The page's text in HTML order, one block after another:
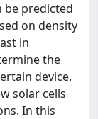
be predicted
on density
in
the
device.
solar cells
In this